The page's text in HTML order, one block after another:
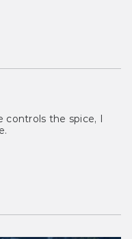
controls the spice, I